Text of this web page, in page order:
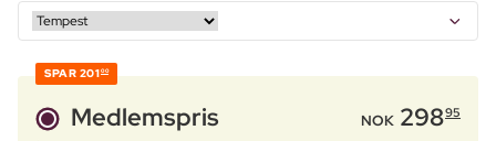
SPAR 20100
Medlemspris NOK 29895